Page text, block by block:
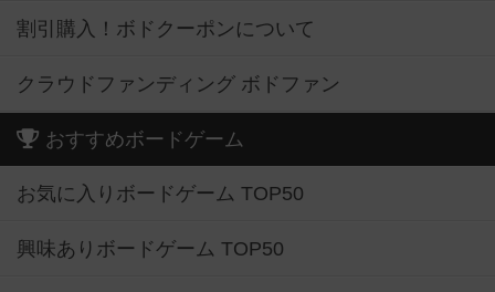
割引購入！ボドクーポンについて
クラウドファンディング ボドファン
おすすめボードゲーム
お気に入りボードゲーム TOP50
興味ありボードゲーム TOP50